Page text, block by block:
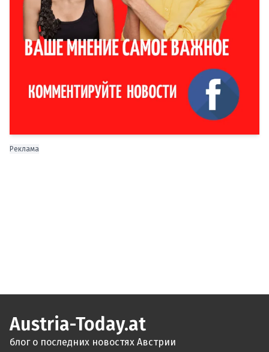
Реклама
Austria-Today.at
блог о последних новостях Австрии